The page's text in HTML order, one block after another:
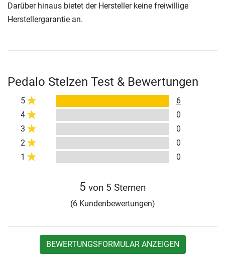
Darüber hinaus bietet der Hersteller keine freiwillige
Herstellergarantie an.
Pedalo Stelzen Test & Bewertungen
5
6
4
0
3
0
2
0
1
0
5 von 5 Sternen
(6 Kundenbewertungen)
BEWERTUNGSFORMULAR ANZEIGEN